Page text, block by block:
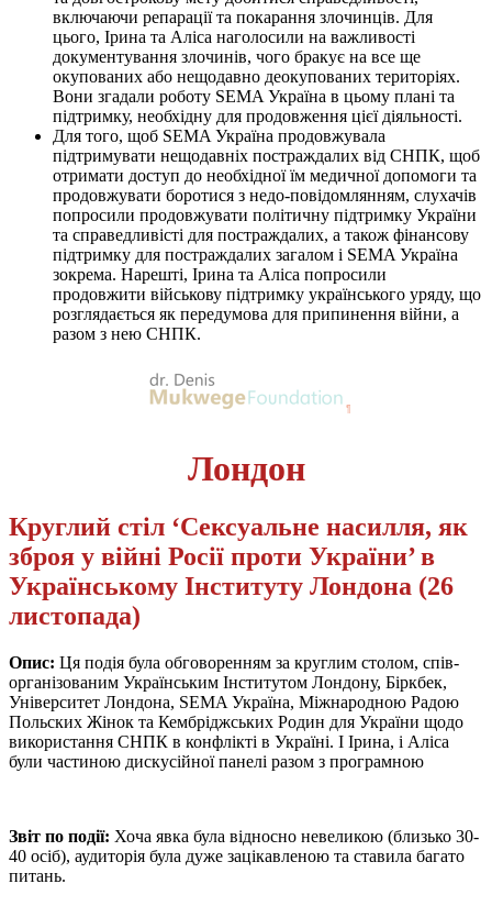
включаючи репарації та покарання злочинців. Для
цього, Ірина та Аліса наголосили на важливості
документування злочинів, чого бракує на все ще
окупованих або нещодавно деокупованих територіях.
Вони згадали роботу SEMA Україна в цьому плані та
підтримку, необхідну для продовження цієї діяльності.
Для того, щоб SEMA Україна продовжувала
підтримувати нещодавніх постраждалих від СНПК, щоб
отримати доступ до необхідної їм медичної допомоги та
продовжувати боротися з недо-повідомлянням, слухачів
попросили продовжувати політичну підтримку України
та справедливісті для постраждалих, а також фінансову
підтримку для постраждалих загалом і SEMA Україна
зокрема. Нарешті, Ірина та Аліса попросили
продовжити військову підтримку українського уряду, що
розглядається як передумова для припинення війни, а
разом з нею СНПК.
Лондон
Круглий стіл ‘Сексуальне насилля, як
зброя у війні Росії проти України’ в
Українському Інституту Лондона (26
листопада)
Опис: Ця подія була обговоренням за круглим столом, спів-
організованим Українським Інститутом Лондону, Біркбек,
Університет Лондона, SEMA Україна, Міжнародною Радою
Польских Жінок та Кембріджських Родин для України щодо
використання СНПК в конфлікті в Україні. І Ірина, і Аліса
були частиною дискусійної панелі разом з програмною
Звіт по події: Хоча явка була відносно невеликою (близько 30-
40 осіб), аудиторія була дуже зацікавленою та ставила багато
питань.